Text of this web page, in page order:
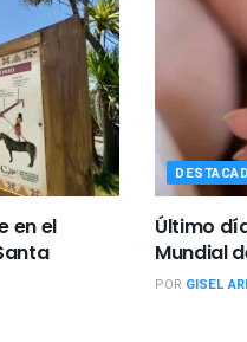
en el
Último
Mundial
POR GISEL